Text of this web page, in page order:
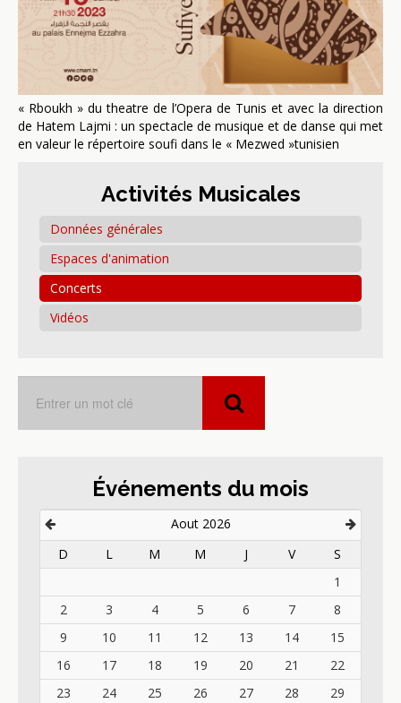
« Rboukh » du theatre de l’Opera de Tunis et avec la direction
de Hatem Lajmi : un spectacle de musique et de danse qui met
en valeur le répertoire soufi dans le « Mezwed »tunisien
Activités Musicales
Données générales
Espaces d'animation
Concerts
Vidéos
Événements du mois
Aout 2026
D
L M M J V
S
1
2
3 4 5 6 7
8
9
10 11 12 13 14
15
16
17 18 19 20 21
22
23
24 25 26 27 28
29